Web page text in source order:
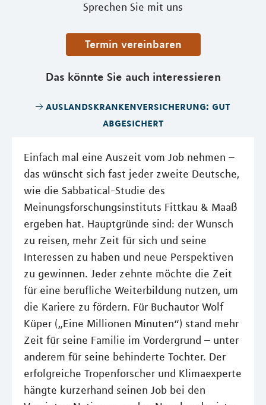
Sprechen Sie mit uns
Termin vereinbaren
Das könnte Sie auch interessieren
auslandskrankenversicherung: gut
abgesichert
Einfach mal eine Auszeit vom Job nehmen –
das wünscht sich fast jeder zweite Deutsche,
wie die Sabbatical-Studie des
Meinungsforschungsinstituts Fittkau & Maaß
ergeben hat. Hauptgründe sind: der Wunsch
zu reisen, mehr Zeit für sich und seine
Interessen zu haben und neue Perspektiven
zu gewinnen. Jeder zehnte möchte die Zeit
für eine berufliche Weiterbildung nutzen, um
die Kariere zu fördern. Für Buchautor Wolf
Küper („Eine Millionen Minuten“) stand mehr
Zeit für seine Familie im Vordergrund – unter
anderem für seine behinderte Tochter. Der
erfolgreiche Tropenforscher und Klimaexperte
hängte kurzerhand seinen Job bei den